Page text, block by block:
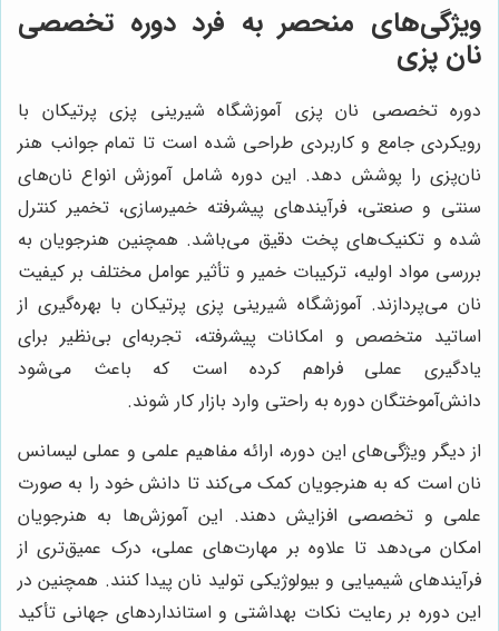
ویژگی‌های منحصر به فرد دوره تخصصی
نان پزی
دوره تخصصی نان پزی آموزشگاه شیرینی پزی پرتیکان با
رویکردی جامع و کاربردی طراحی شده است تا تمام جوانب هنر
نان‌پزی را پوشش دهد. این دوره شامل آموزش انواع نان‌های
سنتی و صنعتی، فرآیندهای پیشرفته خمیرسازی، تخمیر کنترل
شده و تکنیک‌های پخت دقیق می‌باشد. همچنین هنرجویان به
بررسی مواد اولیه، ترکیبات خمیر و تأثیر عوامل مختلف بر کیفیت
نان می‌پردازند. آموزشگاه شیرینی پزی پرتیکان با بهره‌گیری از
اساتید متخصص و امکانات پیشرفته، تجربه‌ای بی‌نظیر برای
یادگیری عملی فراهم کرده است که باعث می‌شود
دانش‌آموختگان دوره به راحتی وارد بازار کار شوند.
از دیگر ویژگی‌های این دوره، ارائه مفاهیم علمی و عملی لیسانس
نان است که به هنرجویان کمک می‌کند تا دانش خود را به صورت
علمی و تخصصی افزایش دهند. این آموزش‌ها به هنرجویان
امکان می‌دهد تا علاوه بر مهارت‌های عملی، درک عمیق‌تری از
فرآیندهای شیمیایی و بیولوژیکی تولید نان پیدا کنند. همچنین در
این دوره بر رعایت نکات بهداشتی و استانداردهای جهانی تأکید